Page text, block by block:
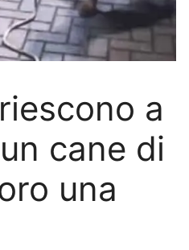
a
cane di
una